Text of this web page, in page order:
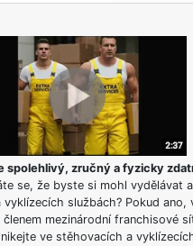
spolehlivý, zručný a fyzicky
se, že byste si mohl vydělávat
službách? Pokud ano,
mezinárodní franchisové
ve stěhovacích a